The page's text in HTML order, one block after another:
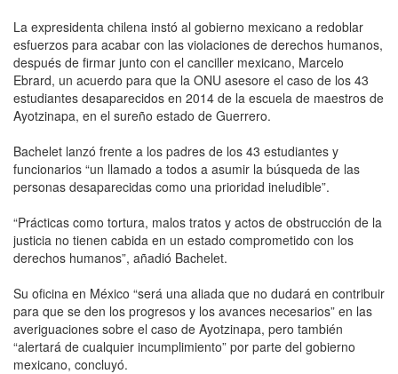
La expresidenta chilena instó al gobierno mexicano a redoblar
esfuerzos para acabar con las violaciones de derechos humanos,
después de firmar junto con el canciller mexicano, Marcelo
Ebrard, un acuerdo para que la ONU asesore el caso de los 43
estudiantes desaparecidos en 2014 de la escuela de maestros de
Ayotzinapa, en el sureño estado de Guerrero.
Bachelet lanzó frente a los padres de los 43 estudiantes y
funcionarios “un llamado a todos a asumir la búsqueda de las
personas desaparecidas como una prioridad ineludible”.
“Prácticas como tortura, malos tratos y actos de obstrucción de la
justicia no tienen cabida en un estado comprometido con los
derechos humanos”, añadió Bachelet.
Su oficina en México “será una aliada que no dudará en contribuir
para que se den los progresos y los avances necesarios” en las
averiguaciones sobre el caso de Ayotzinapa, pero también
“alertará de cualquier incumplimiento” por parte del gobierno
mexicano, concluyó.